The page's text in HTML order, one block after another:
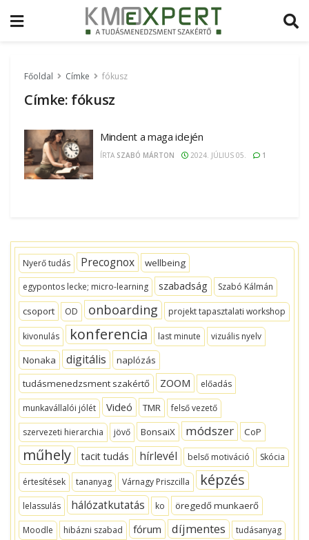
Főoldal Címke fókusz
Címke: fókusz
Mindent a maga idején
ÍRTA SZABÓ MÁRTON 2024. JÚLIUS 05. 1
Nyerő tudás Precognox wellbeing
egypontos lecke; micro-learning szabadság Szabó Kálmán
csoport OD onboarding projekt tapasztalati workshop
kivonulás konferencia last minute vizuális nyelv
Nonaka digitális
naplózás
tudásmenedzsment szakértő
ZOOM előadás
munkavállalói jólét Videó TMR felső vezető
szervezeti hierarchia jövő BonsaiX módszer CoP
műhely tacit tudás hírlevél belső motiváció Skócia
értesítések tananyag Várnagy Priszcilla képzés
lelassulás hálózatkutatás ko öregedő munkaerő
Moodle hibázni szabad fórum díjmentes tudásanyag